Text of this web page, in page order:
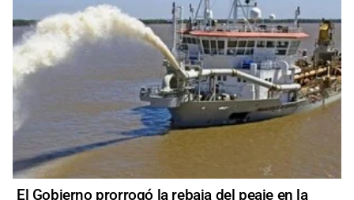
El Gobierno prorrogó la rebaja del peaje en la